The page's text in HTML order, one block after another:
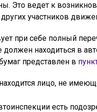
Это ведет к
участников
при себе полный
должен находиться в
представлен в
лицо, не
есть